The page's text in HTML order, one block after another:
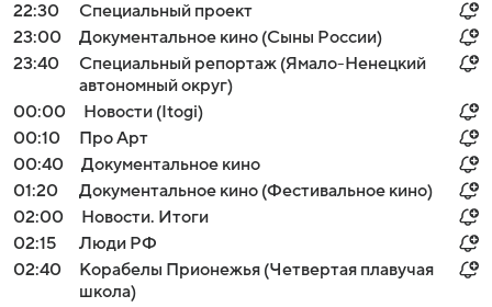
Регистрация
22:30
Специальный проект
23:00
Документальное кино (Сыны России)
23:40
Специальный репортаж (Ямало-Ненецкий
автономный округ)
00:00
Новости (Itogi)
00:10
Про Арт
00:40
Документальное кино
01:20
Документальное кино (Фестивальное кино)
02:00
Новости. Итоги
02:15
Люди РФ
02:40
Корабелы Прионежья (Четвертая плавучая
школа)